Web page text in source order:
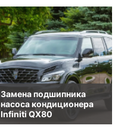
Замена подшипника
насоса кондиционера
Infiniti QX80